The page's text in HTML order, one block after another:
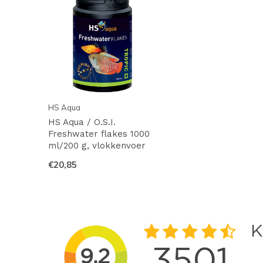
HS Aqua
HS Aqua / O.S.I.
Freshwater flakes 1000
ml/200 g, vlokkenvoer
€20,85